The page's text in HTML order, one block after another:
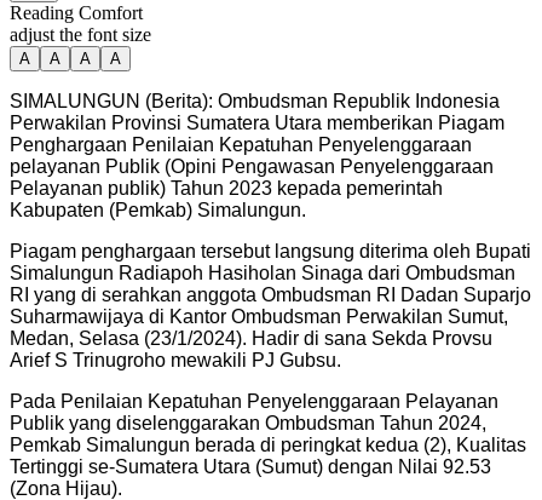
Reading Comfort
adjust the font size
A A A A
SIMALUNGUN (Berita): Ombudsman Republik Indonesia
Perwakilan Provinsi Sumatera Utara memberikan Piagam
Penghargaan Penilaian Kepatuhan Penyelenggaraan
pelayanan Publik (Opini Pengawasan Penyelenggaraan
Pelayanan publik) Tahun 2023 kepada pemerintah
Kabupaten (Pemkab) Simalungun.
Piagam penghargaan tersebut langsung diterima oleh Bupati
Simalungun Radiapoh Hasiholan Sinaga dari Ombudsman
RI yang di serahkan anggota Ombudsman RI Dadan Suparjo
Suharmawijaya di Kantor Ombudsman Perwakilan Sumut,
Medan, Selasa (23/1/2024). Hadir di sana Sekda Provsu
Arief S Trinugroho mewakili PJ Gubsu.
Pada Penilaian Kepatuhan Penyelenggaraan Pelayanan
Publik yang diselenggarakan Ombudsman Tahun 2024,
Pemkab Simalungun berada di peringkat kedua (2), Kualitas
Tertinggi se-Sumatera Utara (Sumut) dengan Nilai 92.53
(Zona Hijau).